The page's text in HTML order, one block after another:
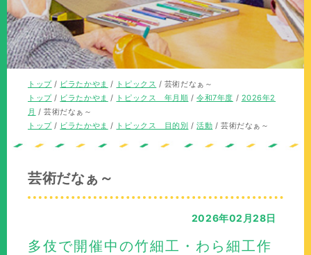
現
在
の
位
トップ/ ビラたかやま / トピックス / 芸術だなぁ～
現
在
の
トップ/ ビラたかやま / トピックス 年月順 /令和7年度 / 2026年2
月 /芸術だなぁ～
現
置：
トップ/ ビラたかやま / トピックス 目的別 /活動 / 芸術だなぁ～
芸術だなぁ～
2026年02月28日
多伎で開催中の竹細工・わら細工作